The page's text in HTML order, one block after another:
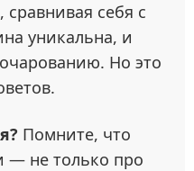
сравнивая себя с
уникальна, и
Но это
Помните, что
— не только про